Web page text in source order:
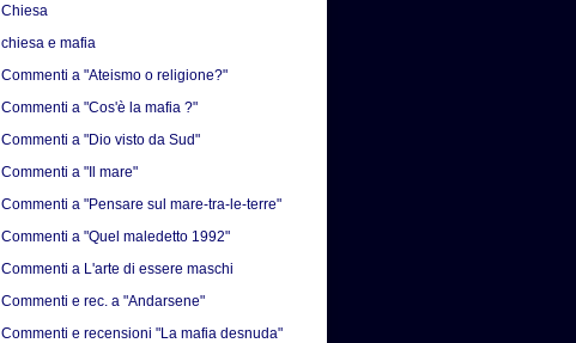
Chiesa
chiesa e mafia
Commenti a "Ateismo o religione?"
Commenti a "Cos'è la mafia ?"
Commenti a "Dio visto da Sud"
Commenti a "Il mare"
Commenti a "Pensare sul mare-tra-le-terre"
Commenti a "Quel maledetto 1992"
Commenti a L'arte di essere maschi
Commenti e rec. a "Andarsene"
Commenti e recensioni "La mafia desnuda"